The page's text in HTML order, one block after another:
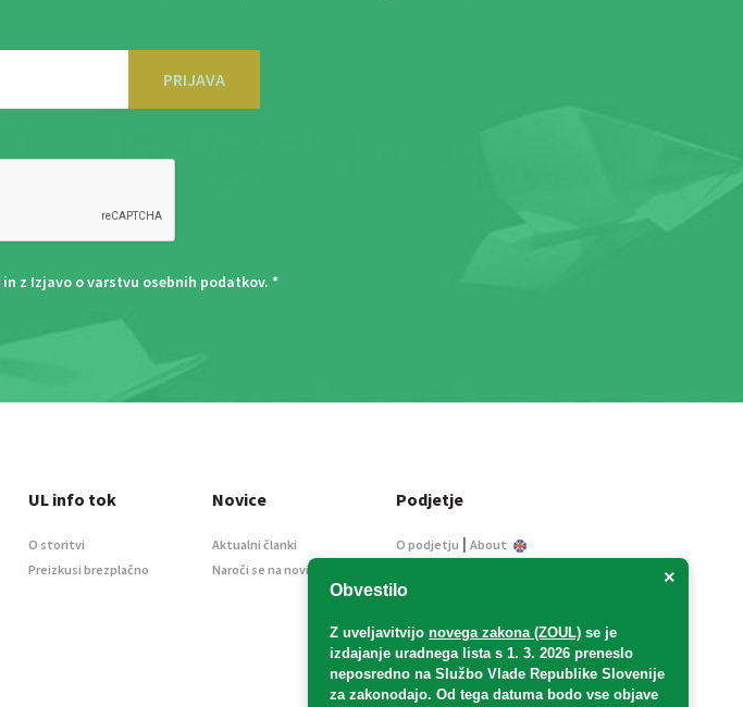
PRIJAVA
in z Izjavo o varstvu osebnih podatkov. *
×
Obvestilo
Z uveljavitvijo novega zakona (ZOUL) se je
izdajanje uradnega lista s 1. 3. 2026 preneslo
neposredno na Službo Vlade Republike Slovenije
za zakonodajo. Od tega datuma bodo vse objave
UL info tok
O storitvi
Preizkusi brezplačno
Novice
Aktualni članki
Naroči se na novice
Podjetje
O podjetju | About
Informacije javnega
Oglaševanje
Splošni pogoji
Izjava o varstvu osebnih